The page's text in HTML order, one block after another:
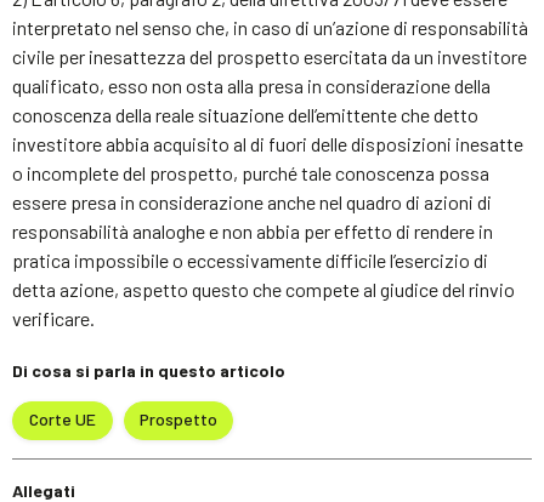
interpretato nel senso che, in caso di un’azione di responsabilità
civile per inesattezza del prospetto esercitata da un investitore
qualificato, esso non osta alla presa in considerazione della
conoscenza della reale situazione dell’emittente che detto
investitore abbia acquisito al di fuori delle disposizioni inesatte
o incomplete del prospetto, purché tale conoscenza possa
essere presa in considerazione anche nel quadro di azioni di
responsabilità analoghe e non abbia per effetto di rendere in
pratica impossibile o eccessivamente difficile l’esercizio di
detta azione, aspetto questo che compete al giudice del rinvio
verificare.
Di cosa si parla in questo articolo
Corte UE Prospetto
Allegati